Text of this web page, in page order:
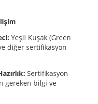
Yeşil Kuşak (Green
diğer sertifikasyon
Sertifikasyon
gereken bilgi ve